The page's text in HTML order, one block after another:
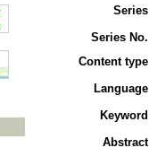
Series
Series No.
Content type
Language
Keyword
Abstract